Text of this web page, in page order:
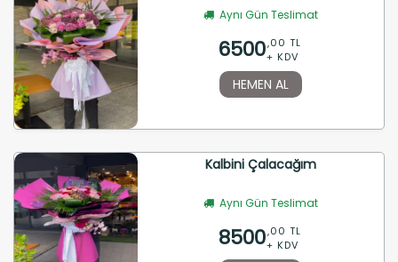
Aynı Gün Teslimat
6500,00 TL
+ KDV
HEMEN AL
Kalbini Çalacağım
Aynı Gün Teslimat
8500,00 TL
+ KDV